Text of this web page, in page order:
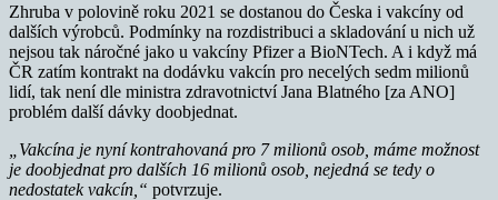
Zhruba v polovině roku 2021 se dostanou do Česka i vakcíny od
dalších výrobců. Podmínky na rozdistribuci a skladování u nich už
nejsou tak náročné jako u vakcíny Pfizer a BioNTech. A i když má
ČR zatím kontrakt na dodávku vakcín pro necelých sedm milionů
lidí, tak není dle ministra zdravotnictví Jana Blatného [za ANO]
problém další dávky doobjednat.
„Vakcína je nyní kontrahovaná pro 7 milionů osob, máme možnost
je doobjednat pro dalších 16 milionů osob, nejedná se tedy o
nedostatek vakcín,“ potvrzuje.